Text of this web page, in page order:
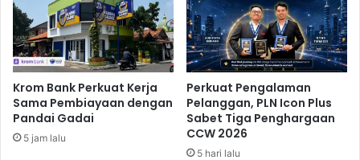
k
A
r
g
e
n
t
i
n
l
S
u
r
b
a
a
Krom Bank Perkuat Kerja
Sama Pembiayaan dengan
Pandai Gadai
5 jam lalu
Perkuat Pengalaman
Pelanggan, PLN Icon Plus
Sabet Tiga Penghargaan
CCW 2026
5 hari lalu